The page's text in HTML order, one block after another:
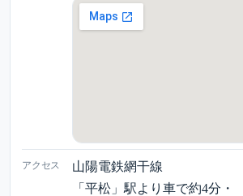
アクセス
山陽電鉄網干線
「平松」駅より車で約4分・